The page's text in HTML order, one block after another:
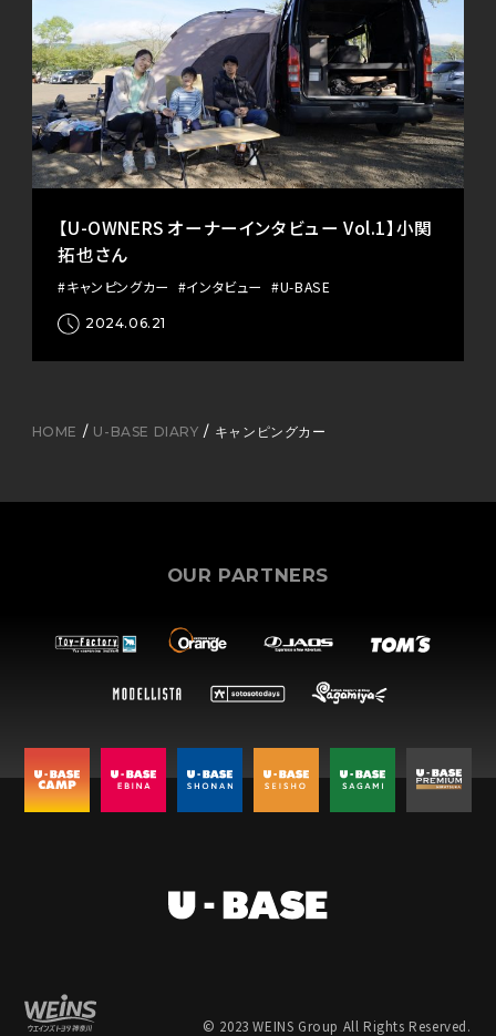
【U-OWNERS オーナーインタビュー Vol.1】小関
拓也さん
#キャンピングカー #インタビュー #U-BASE
2024.06.21
HOME U-BASE DIARY キャンピングカー
OUR PARTNERS
© 2023 WEINS Group All Rights Reserved.